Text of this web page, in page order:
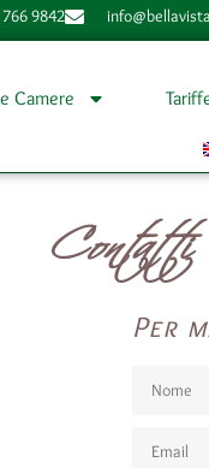
9842
Camere
Contatti
Per